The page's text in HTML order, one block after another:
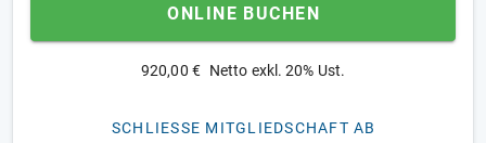
ONLINE BUCHEN
920,00 € Netto exkl. 20% Ust.
SCHLIESSE MITGLIEDSCHAFT AB